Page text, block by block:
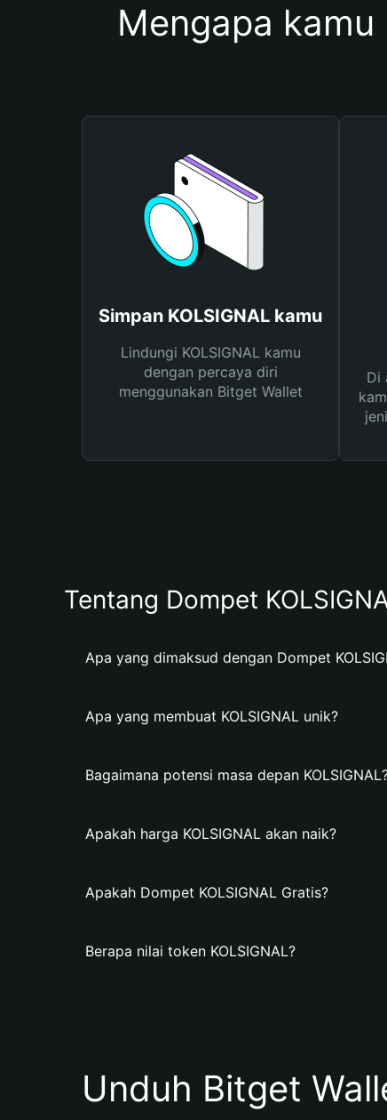
Mengapa
Simpan KOLSIGNAL kamu
Lindungi KOLSIGNAL kamu
dengan percaya diri
menggunakan Bitget Wallet
Di
Tentang Dompet
Apa yang dimaksud dengan Dompet
Apa yang membuat KOLSIGNAL unik?
Bagaimana potensi masa depan
Apakah harga KOLSIGNAL akan naik?
Apakah Dompet KOLSIGNAL Gratis?
Berapa nilai token KOLSIGNAL?
Unduh Bitget